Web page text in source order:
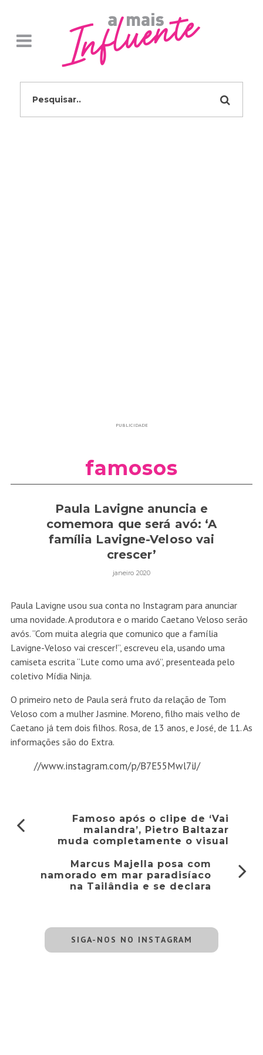
PUBLICIDADE
famosos
Paula Lavigne anuncia e
comemora que será avó: ‘A
família Lavigne-Veloso vai
crescer’
janeiro 2020
Paula Lavigne usou sua conta no Instagram para anunciar
uma novidade. A produtora e o marido Caetano Veloso serão
avós. “Com muita alegria que comunico que a família
Lavigne-Veloso vai crescer!”, escreveu ela, usando uma
camiseta escrita “Lute como uma avó”, presenteada pelo
coletivo Mídia Ninja.
O primeiro neto de Paula será fruto da relação de Tom
Veloso com a mulher Jasmine. Moreno, filho mais velho de
Caetano já tem dois filhos. Rosa, de 13 anos, e José, de 11. As
informações são do Extra.
//www.instagram.com/p/B7E55Mwl7iJ/
Famoso após o clipe de ‘Vai
malandra’, Pietro Baltazar
muda completamente o visual
Marcus Majella posa com
namorado em mar paradisíaco
na Tailândia e se declara
SIGA-NOS NO INSTAGRAM